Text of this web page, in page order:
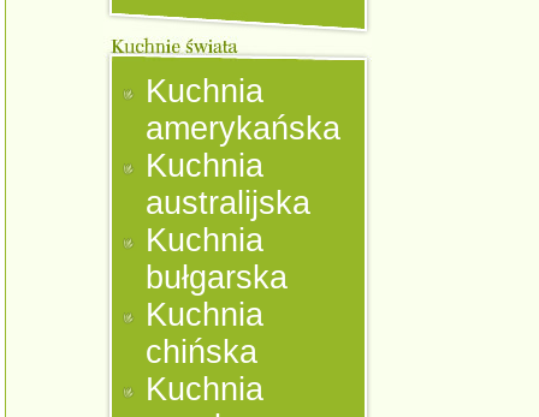
Kuchnia
amerykańska
Kuchnia
australijska
Kuchnia
bułgarska
Kuchnia
chińska
Kuchnia